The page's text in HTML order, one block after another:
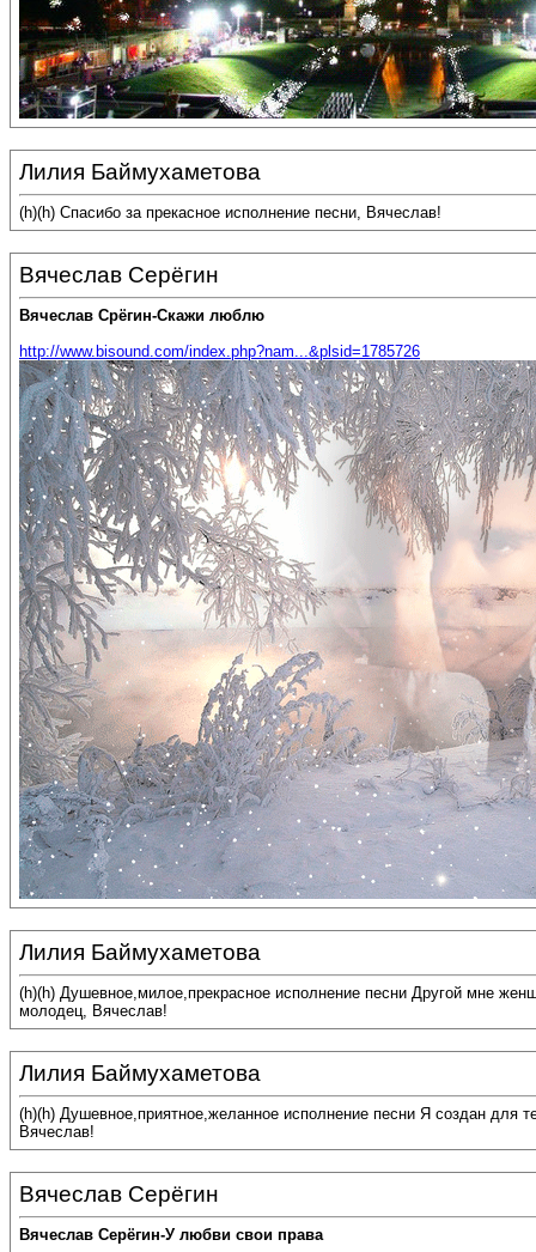
Лилия Баймухаметова
(h)(h) Спасибо за прекасное исполнение песни, Вячеслав!
Вячеслав Серёгин
Вячеслав Срёгин-Скажи люблю
http://www.bisound.com/index.php?nam...&plsid=1785726
Лилия Баймухаметова
(h)(h) Душевное,милое,прекрасное исполнение песни Другой мне
молодец, Вячеслав!
Лилия Баймухаметова
(h)(h) Душевное,приятное,желанное исполнение песни Я создан для
Вячеслав!
Вячеслав Серёгин
Вячеслав Серёгин-У любви свои права